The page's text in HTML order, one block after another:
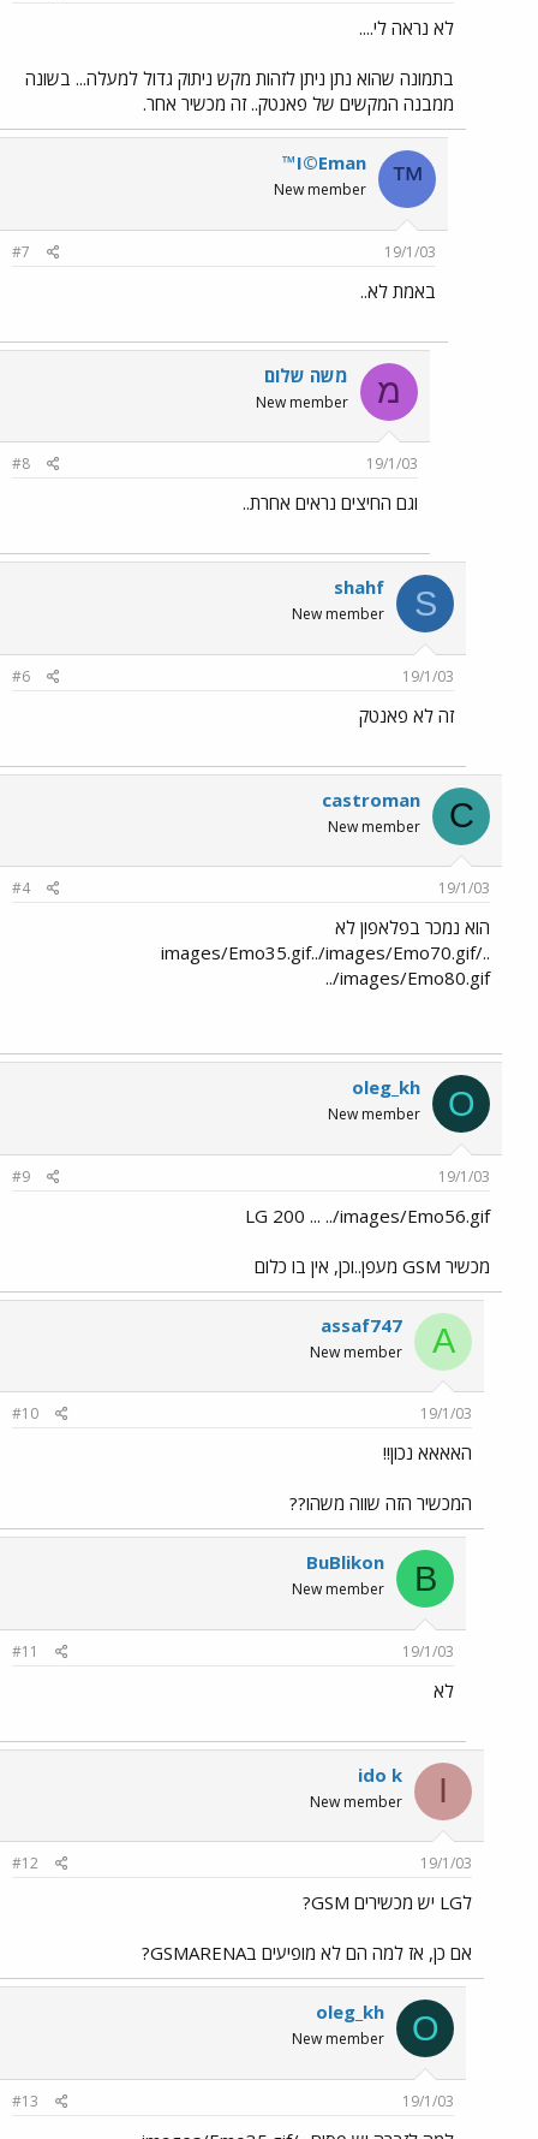
לא נראה לי....
בתמונה שהוא נתן ניתן לזהות מקש ניתוק גדול למעלה... בשונה
ממבנה המקשים של פאנטק.. זה מכשיר אחר.
™
™I©Eman
New member
19/1/03
#7
באמת לא..
מ משה שלום
New member
19/1/03
#8
וגם החיצים נראים אחרת..
S
shahf
New member
19/1/03
#6
זה לא פאנטק
C
castroman
New member
19/1/03
#4
הוא נמכר בפלאפון לא
../images/Emo35.gif../images/Emo70.gif
../images/Emo80.gif
O
oleg_kh
New member
19/1/03
#9
LG 200 ... ../images/Emo56.gif
מכשיר GSM מעפן..וכן, אין בו כלום
A
assaf747
New member
19/1/03
#10
האאאא נכון!!
המכשיר הזה שווה משהו??
B
BuBlikon
New member
19/1/03
#11
לא
I
ido k
New member
19/1/03
#12
לLG יש מכשירים GSM?
אם כן, אז למה הם לא מופיעים בGSMARENA?
O
oleg_kh
New member
19/1/03
#13